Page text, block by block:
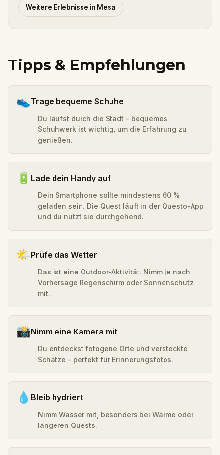
Weitere Erlebnisse in Mesa
Tipps & Empfehlungen
👟Trage bequeme Schuhe
Du läufst durch die Stadt – bequemes
Schuhwerk ist wichtig, um die Erfahrung zu
genießen.
🔋 Lade dein Handy auf
Dein Smartphone sollte mindestens 60 %
geladen sein. Die Quest läuft in der Questo-App
und du nutzt sie durchgehend.
🌤️Prüfe das Wetter
Das ist eine Outdoor-Aktivität. Nimm je nach
Vorhersage Regenschirm oder Sonnenschutz
mit.
📸Nimm eine Kamera mit
Du entdeckst fotogene Orte und versteckte
Schätze – perfekt für Erinnerungsfotos.
💧 Bleib hydriert
Nimm Wasser mit, besonders bei Wärme oder
längeren Quests.